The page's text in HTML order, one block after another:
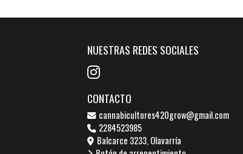
NUESTRAS REDES SOCIALES
CONTACTO
cannabicultores420grow@gmail.com
2284523985
Balcarce 3233, Olavarría